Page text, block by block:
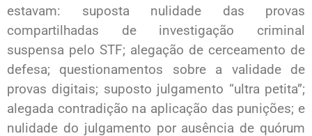
estavam: suposta nulidade das provas
compartilhadas de investigação criminal
suspensa pelo STF; alegação de cerceamento de
defesa; questionamentos sobre a validade de
provas digitais; suposto julgamento “ultra petita”;
alegada contradição na aplicação das punições; e
nulidade do julgamento por ausência de quórum